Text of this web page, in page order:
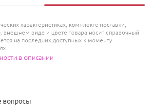
характеристиках, комплекте поставки,
внешнем виде и цвете товара носит справочный
на последних доступных к моменту
в описании
вопросы